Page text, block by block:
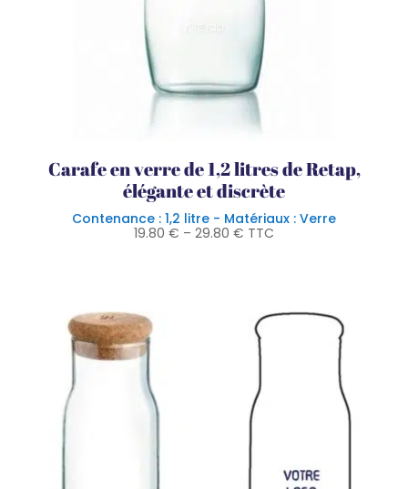
Carafe en verre de 1,2 litres de Retap,
élégante et discrète
Contenance : 1,2 litre - Matériaux : Verre
19.80 € – 29.80 € TTC